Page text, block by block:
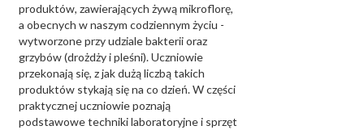
produktów, zawierających żywą mikroflorę,
a obecnych w naszym codziennym życiu -
wytworzone przy udziale bakterii oraz
grzybów (drożdży i pleśni). Uczniowie
przekonają się, z jak dużą liczbą takich
produktów stykają się na co dzień. W części
praktycznej uczniowie poznają
podstawowe techniki laboratoryjne i sprzęt